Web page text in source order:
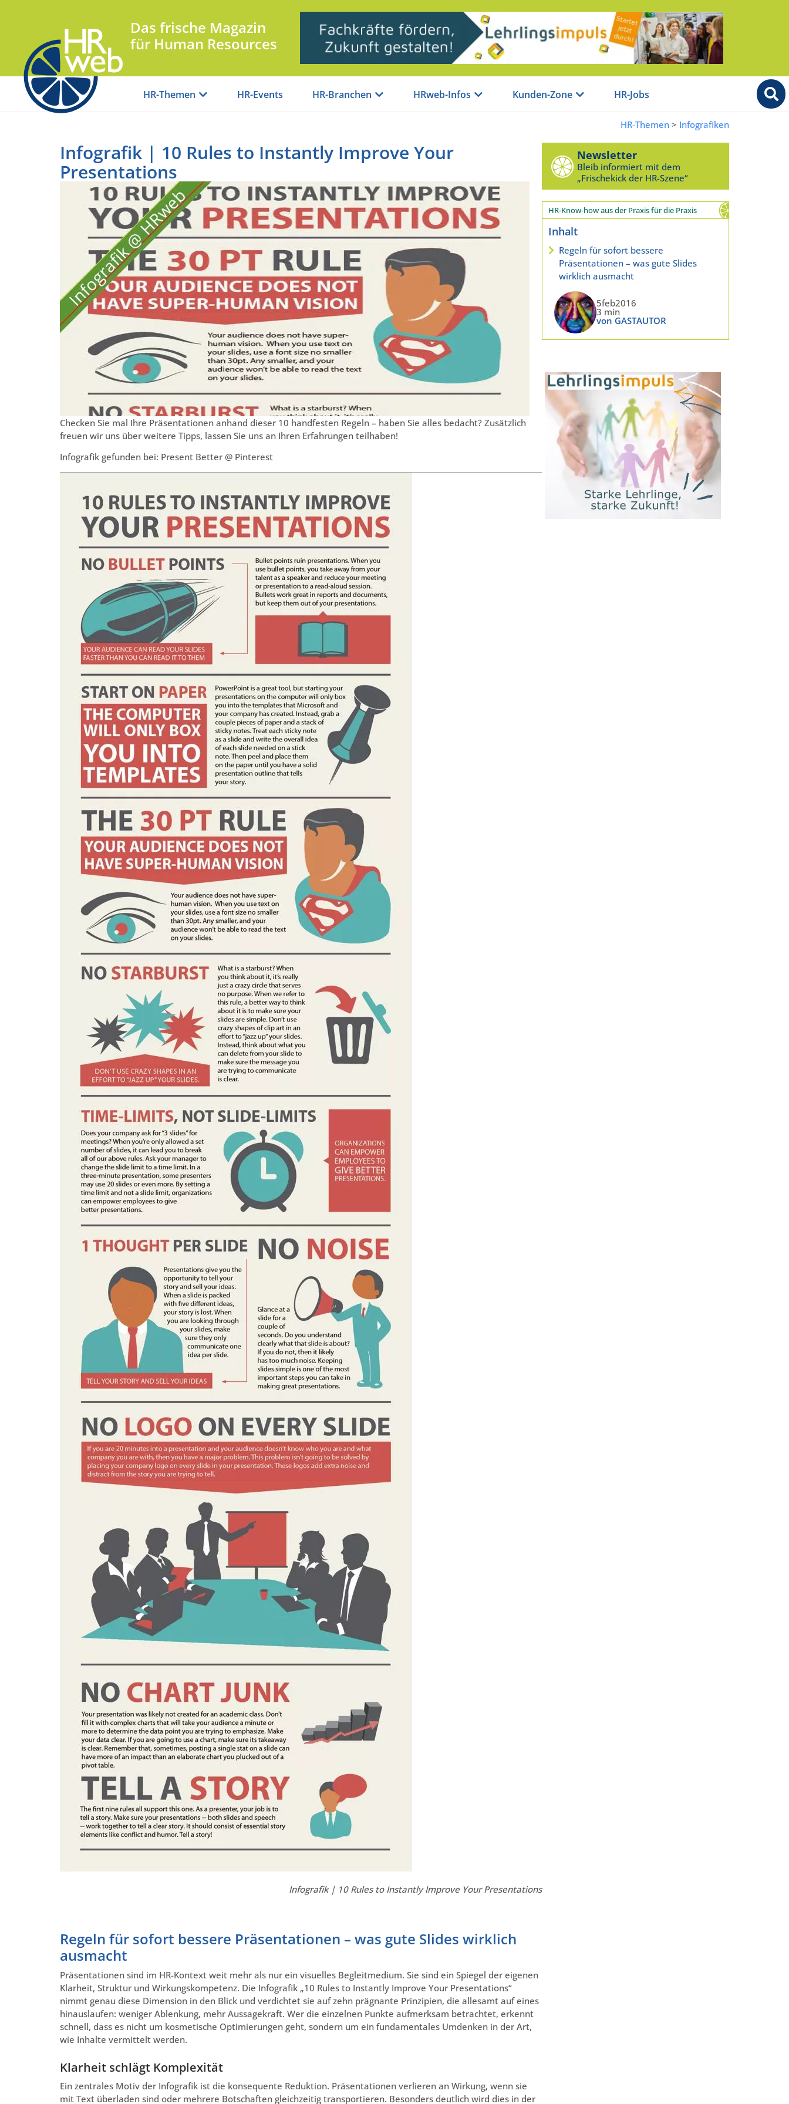
Das frische Magazin
für Human Resources
HR-Themen HR-Events HR-Branchen HRweb-Infos Kunden-Zone HR-Jobs
HR-Themen > Infografiken
Infografik | 10 Rules to Instantly Improve Your
Presentations
Checken Sie mal Ihre Präsentationen anhand dieser 10 handfesten Regeln – haben Sie alles bedacht? Zusätzlich
freuen wir uns über weitere Tipps, lassen Sie uns an Ihren Erfahrungen teilhaben!
Infografik gefunden bei: Present Better @ Pinterest
Infografik | 10 Rules to Instantly Improve Your Presentations
Regeln für sofort bessere Präsentationen – was gute Slides wirklich
ausmacht
Präsentationen sind im HR-Kontext weit mehr als nur ein visuelles Begleitmedium. Sie sind ein Spiegel der eigenen
Klarheit, Struktur und Wirkungskompetenz. Die Infografik „10 Rules to Instantly Improve Your Presentations“
nimmt genau diese Dimension in den Blick und verdichtet sie auf zehn prägnante Prinzipien, die allesamt auf eines
hinauslaufen: weniger Ablenkung, mehr Aussagekraft. Wer die einzelnen Punkte aufmerksam betrachtet, erkennt
schnell, dass es nicht um kosmetische Optimierungen geht, sondern um ein fundamentales Umdenken in der Art,
wie Inhalte vermittelt werden.
Klarheit schlägt Komplexität
Ein zentrales Motiv der Infografik ist die konsequente Reduktion. Präsentationen verlieren an Wirkung, wenn sie
mit Text überladen sind oder mehrere Botschaften gleichzeitig transportieren. Besonders deutlich wird dies in der
Newsletter
Bleib informiert mit dem
„Frischekick der HR-Szene“
HR-Know-how aus der Praxis für die Praxis
Inhalt
Regeln für sofort bessere
Präsentationen – was gute Slides
wirklich ausmacht
5feb2016
3 min
von GASTAUTOR